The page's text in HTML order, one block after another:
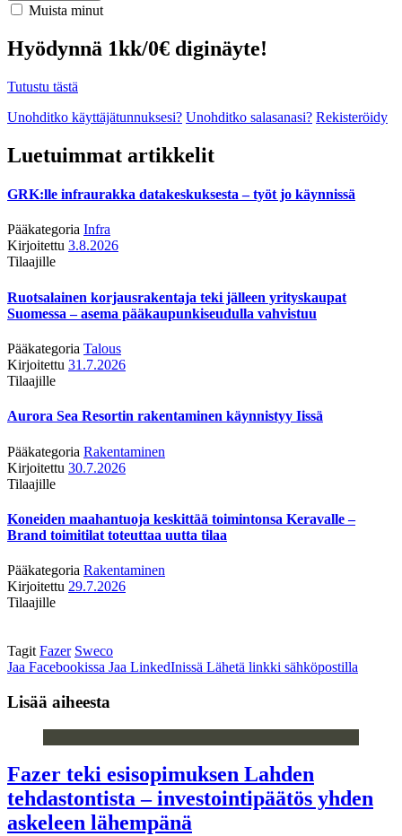
Muista minut
Hyödynnä 1kk/0€ diginäyte!
Tutustu tästä
Unohditko käyttäjätunnuksesi? Unohditko salasanasi? Rekisteröidy
Luetuimmat artikkelit
GRK:lle infraurakka datakeskuksesta – työt jo käynnissä
Pääkategoria Infra
Kirjoitettu 3.8.2026
Tilaajille
Ruotsalainen korjausrakentaja teki jälleen yrityskaupat
Suomessa – asema pääkaupunkiseudulla vahvistuu
Pääkategoria Talous
Kirjoitettu 31.7.2026
Tilaajille
Aurora Sea Resortin rakentaminen käynnistyy Iissä
Pääkategoria Rakentaminen
Kirjoitettu 30.7.2026
Tilaajille
Koneiden maahantuoja keskittää toimintonsa Keravalle –
Brand toimitilat toteuttaa uutta tilaa
Pääkategoria Rakentaminen
Kirjoitettu 29.7.2026
Tilaajille
Tagit Fazer Sweco
Jaa Facebookissa Jaa LinkedInissä Lähetä linkki sähköpostilla
Lisää aiheesta
Fazer teki esisopimuksen Lahden
tehdastontista – investointipäätös yhden
askeleen lähempänä